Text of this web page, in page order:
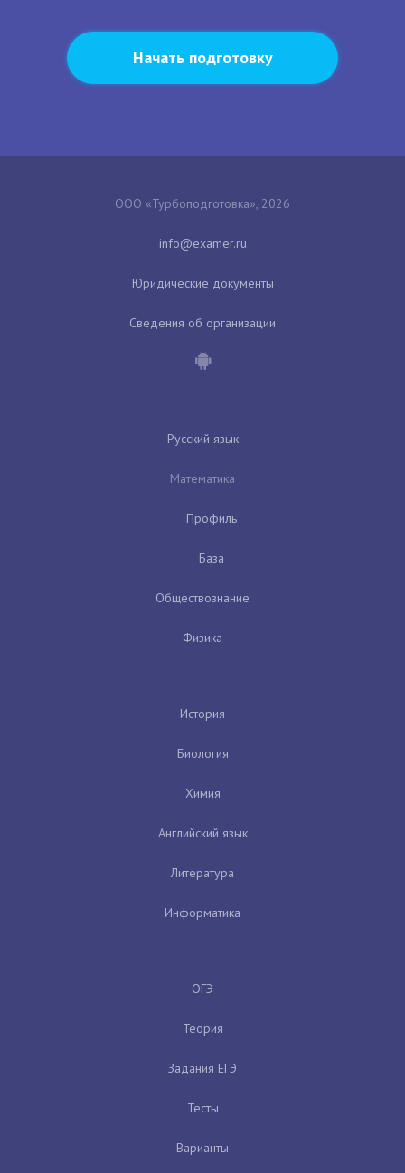
Начать подготовку
ООО «Турбоподготовка», 2026
Юридические документы
Сведения об организации
Русский язык
Математика
Профиль
База
Обществознание
Физика
История
Биология
Химия
Английский язык
Литература
Информатика
ОГЭ
Теория
Задания ЕГЭ
Тесты
Варианты